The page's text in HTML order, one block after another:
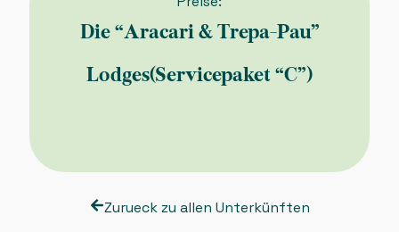
Die “Aracari & Trepa-Pau”
Lodges(Servicepaket “C”)
Zurueck zu allen Unterkünften